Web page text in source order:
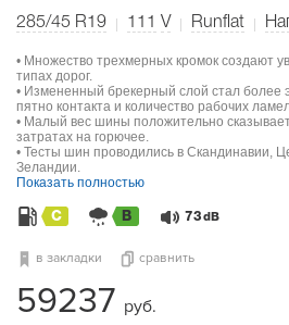
285/45 R19 111 V Runflat
• Множество трехмерных кромок создают
типах дорог.
• Измененный брекерный слой стал более
пятно контакта и количество рабочих
• Малый вес шины положительно
затратах на горючее.
• Тесты шин проводились в Скандинавии,
Зеландии.
Показать полностью
C B 73 dB
в закладки сравнить
59237 руб.